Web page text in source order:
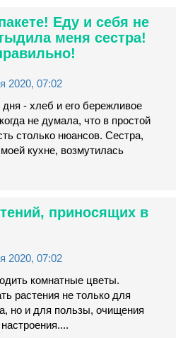
Еду и себя не
меня сестра!
2020, 07:02
дня - хлеб и его бережливое
не думала, что в простой
столько нюансов. Сестра,
кухне, возмутилась
приносящих в
2020, 07:02
комнатные цветы.
растения не только для
но и для пользы, очищения